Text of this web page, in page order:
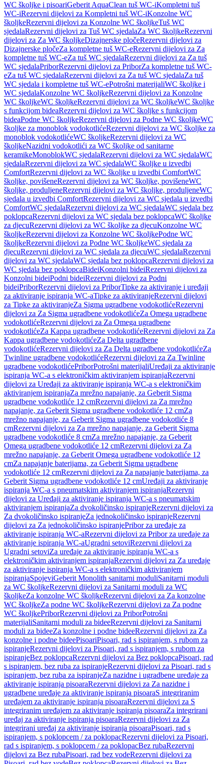
WC školjke i pisoariGeberit AquaClean tuš WC-iKompletni tuš
WC-iRezervni dijelovi za Kompletni tuš WC-iKonzolne WC
školjkeRezervni dijelovi za Konzolne WC školjkeTuš WC
sjedalaRezervni dijelovi za Tuš WC sjedalaZa WC školjkeRezervni
dijelovi za Za WC školjkeDizajnerske pločeRezervni dijelovi za
Dizajnerske pločeZa kompletne tuš WC-eRezervni dijelovi za Za
kompletne tuš WC-eZa tuš WC sjedalaRezervni dijelovi za Za tuš
WC sjedalaPriborRezervni dijelovi za PriborZa kompletne tuš WC-
eZa tuš WC sjedalaRezervni dijelovi za Za tuš WC sjedalaZa tuš
WC sjedala i kompletne tuš WC-ePotrošni materijaliWC školjke i
WC sjedalaKonzolne WC školjkeRezervni dijelovi za Konzolne
WC školjkeWC školjkeRezervni dijelovi za WC školjkeWC školjke
s funkcijom bideaRezervni dijelovi za WC školjke s funkcijom
bideaPodne WC školjkeRezervni dijelovi za Podne WC školjkeWC
školjke za monoblok vodokotlićeRezervni dijelovi za WC školjke za
monoblok vodokotlićeWC školjkeRezervni dijelovi za WC
školjkeNazidni vodokotlići za WC školjke od sanitarne
keramikeMonoblokWC sjedalaRezervni dijelovi za WC sjedalaWC
sjedalaRezervni dijelovi za WC sjedalaWC školjke u izvedbi
ComfortRezervni dijelovi za WC školjke u izvedbi ComfortWC
školjke, povišeneRezervni dijelovi za WC školjke, povišeneWC
školjke, produljeneRezervni dijelovi za WC školjke, produljeneWC
sjedala u izvedbi ComfortRezervni dijelovi za WC sjedala u izvedbi
ComfortWC sjedalaRezervni dijelovi za WC sjedalaWC sjedala bez
poklopcaRezervni dijelovi za WC sjedala bez poklopcaWC školjke
za djecuRezervni dijelovi za WC školjke za djecuKonzolne WC
školjkeRezervni dijelovi za Konzolne WC školjkePodne WC
školjkeRezervni dijelovi za Podne WC školjkeWC sjedala za
djecuRezervni dijelovi za WC sjedala za djecuWC sjedalaRezervni
dijelovi za WC sjedalaWC sjedala bez poklopcaRezervni dijelovi za
WC sjedala bez poklopcaBideiKonzolni bideiRezervni dijelovi za
Konzolni bideiPodni bideiRezervni dijelovi za Podni
bideiPriborRezervni dijelovi za PriborTipke za aktiviranje i uređaji
za aktiviranje ispiranja WC-aTipke za aktiviranjeRezervni dijelovi
za Tipke za aktiviranjeZa Sigma ugradbene vodokotlićeRezervni
dijelovi za Za Sigma ugradbene vodokotlićeZa Omega ugradbene
vodokotlićeRezervni dijelovi za Za Omega ugradbene
vodokotlićeZa Kappa ugradbene vodokotlićeRezervni dijelovi za Za
Kappa ugradbene vodokotlićeZa Delta ugradbene
vodokotlićeRezervni dijelovi za Za Delta ugradbene vodokotlićeZa
Twinline ugradbene vodokotlićeRezervni dijelovi za Za Twinline
ugradbene vodokotlićePriborPotrošni materijaliUređaji za aktiviranje
ispiranja WC-a s elektroničkim aktiviranjem ispiranjaRezervni
dijelovi za Uređaji za aktiviranje ispiranja WC-a s elektroničkim
aktiviranjem ispiranjaZa mrežno napajanje, za Geberit Sigma
ugradbene vodokotliće 12 cmRezervni dijelovi za Za mrežno
napajanje, za Geberit Sigma ugradbene vodokotliće 12 cmZa
mrežno napajanje, za Geberit Sigma ugradbene vodokotliće 8
cmRezervni dijelovi za Za mrežno napajanje, za Geberit Sigma
ugradbene vodokotliće 8 cmZa mrežno napajanje, za Geberit
Omega ugradbene vodokotliće 12 cmRezervni dijelovi za Za
mrežno napajanje, za Geberit Omega ugradbene vodokotliće 12
cmZa napajanje baterijama, za Geberit Sigma ugradbene
vodokotliće 12 cmRezervni dijelovi za Za napajanje baterijama, za
Geberit Sigma ugradbene vodokotliće 12 cmUređaji za aktiviranje
ispiranja WC-a s pneumatskim aktiviranjem ispiranjaRezervni
dijelovi za Uređaji za aktiviranje ispiranja WC-a s pneumatskim
aktiviranjem ispiranjaZa dvokoličinsko ispiranjeRezervni dijelovi za
Za dvokoličinsko ispiranjeZa jednokoličinsko ispiranjeRezervni
dijelovi za Za jednokoličinsko ispiranjePribor za uređaje za
aktiviranje ispiranja WC-aRezervni dijelovi za Pribor za uređaje za
aktiviranje ispiranja WC-aUgradni setoviRezervni dijelovi za
Ugradni setoviZa uređaje za aktiviranje ispiranja WC-a s
elektroničkim aktiviranjem ispiranjaRezervni dijelovi za Za uređaje
za aktiviranje ispiranja WC-a s elektroničkim aktiviranjem
ispiranjaSpojeviGeberit Monolith sanitarni moduliSanitarni moduli
za WC školjkeRezervni dijelovi za Sanitarni moduli za WC
školjkeZa konzolne WC školjkeRezervni dijelovi za Za konzolne
WC školjkeZa podne WC školjkeRezervni dijelovi za Za podne
WC školjkePriborRezervni dijelovi za PriborPotrošni
materijaliSanitarni moduli za bideeRezervni dijelovi za Sanitarni
moduli za bideeZa konzolne i podne bideeRezervni dijelovi za Za
konzolne i podne bideePisoariPisoari, rad s ispiranjem, s rubom za
ispiranjeRezervni dijelovi za Pisoari, rad s ispiranjem, s rubom za
ispiranjeBez poklopcaRezervni dijelovi za Bez poklopcaPisoari, rad
s ispiranjem, bez ruba za ispiranjeRezervni dijelovi za Pisoari, rad s
ispiranjem, bez ruba za ispiranjeZa nazidne i ugradbene uređaje za
aktiviranje ispiranja pisoaraRezervni dijelovi za Za nazidne i
ugradbene uređaje za aktiviranje ispiranja pisoaraS integriranim
uređajem za aktiviranje ispiranja pisoaraRezervni dijelovi za S
integriranim uređajem za aktiviranje ispiranja pisoaraZa integrirani
uređaj za aktiviranje ispiranja pisoaraRezervni dijelovi za Za
integrirani uređaj za aktiviranje ispiranja pisoaraPisoari, rad s
ispiranjem, s poklopcem / za poklopacRezervni dijelovi za Pisoari,
rad s ispiranjem, s poklopcem / za poklopacBez rubaRezervni
dijelovi za Bez rubaPisoari, rad bez vodeRezervni dijelovi za